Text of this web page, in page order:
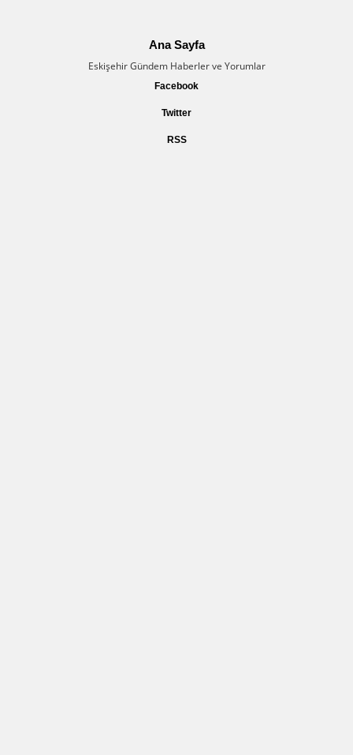
Ana Sayfa
Eskişehir Gündem Haberler ve Yorumlar
Facebook
Twitter
RSS